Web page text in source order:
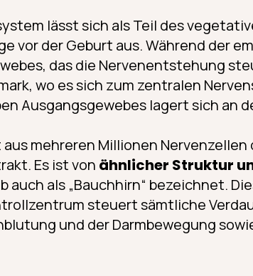
lässt sich als Teil des
vor der Geburt aus. Während der
das die Nervenentstehung
wo es sich zum zentralen
Ausgangsgewebes lagert sich an
mehreren Millionen
Es ist von ähnlicher Struktur
auch als „Bauchhirn“ bezeichnet.
steuert sämtliche
und der Darmbewegung